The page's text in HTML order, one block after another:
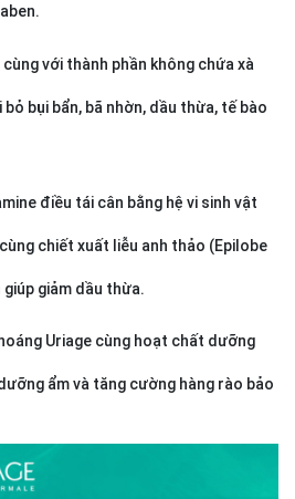
với thành phần không chứa xà
bụi bẩn, bã nhờn, dầu thừa, tế bào
điều tái cân bằng hệ vi sinh vật
chiết xuất liễu anh thảo (Epilobe
giảm dầu thừa.
Uriage cùng hoạt chất dưỡng
ẩm và tăng cường hàng rào bảo